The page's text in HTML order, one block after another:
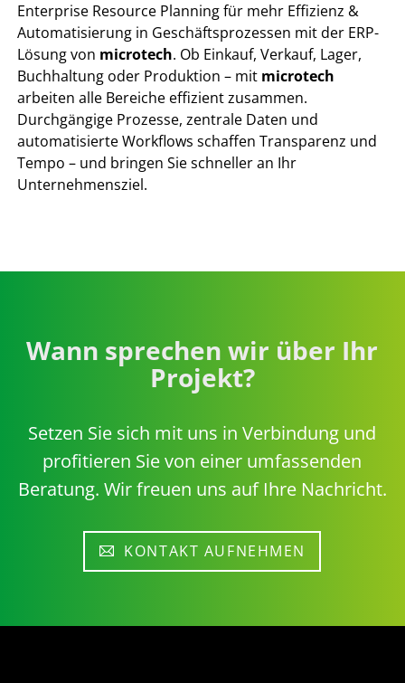
Enterprise Resource Planning für mehr Effizienz &
Automatisierung in Geschäftsprozessen mit der ERP-
Lösung von microtech. Ob Einkauf, Verkauf, Lager,
Buchhaltung oder Produktion – mit microtech
arbeiten alle Bereiche effizient zusammen.
Durchgängige Prozesse, zentrale Daten und
automatisierte Workflows schaffen Transparenz und
Tempo – und bringen Sie schneller an Ihr
Unternehmensziel.
Wann sprechen wir über Ihr
Projekt?
Setzen Sie sich mit uns in Verbindung und
profitieren Sie von einer umfassenden
Beratung. Wir freuen uns auf Ihre Nachricht.
KONTAKT AUFNEHMEN